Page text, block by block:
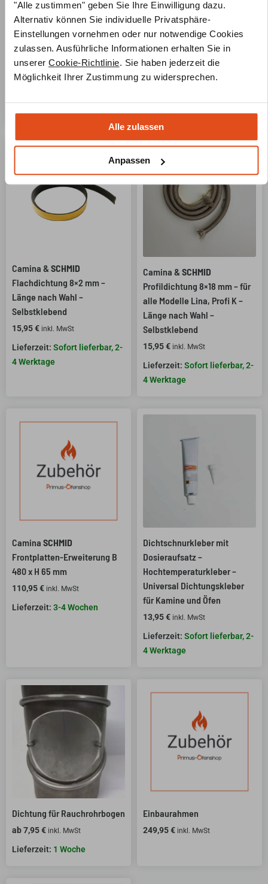
"Alle zustimmen" geben Sie Ihre Einwilligung dazu.
Alternativ können Sie individuelle Privatsphäre-
Einstellungen vornehmen oder nur notwendige Cookies
zulassen. Ausführliche Informationen erhalten Sie in
unserer Cookie-Richtlinie. Sie haben jederzeit die
Möglichkeit Ihrer Zustimmung zu widersprechen.
Alle zulassen
Anpassen
BUDERUSStehrost H 207/307
73,95€ inkl. MwSt
2 Wochen
Flachdichtung 16×2 mm –
Länge nach Wahl –
Selbstklebend –
Textilglasband
15,95€ inkl. MwSt
Camina & SCHMID
Flachdichtung 8×2 mm –
Länge nach Wahl –
Selbstklebend
15,95€ inkl. MwSt
Sofort lieferbar, 2-
4 Werktage
Camina & SCHMID
Profildichtung 8×18 mm – für
alle Modelle Lina, Profi K –
Länge nach Wahl –
Selbstklebend
15,95€ inkl. MwSt
Sofort lieferbar, 2-
4 Werktage
Camina SCHMID
Frontplatten-Erweiterung B
480 x H 65 mm
110,95€ inkl. MwSt
3-4 Wochen
Dichtschnurkleber mit
Dosieraufsatz –
Hochtemperaturkleber –
Universal Dichtungskleber
für Kamine und Öfen
13,95€ inkl. MwSt
Sofort lieferbar, 2-
4 Werktage
Dichtung für Rauchrohrbogen
ab7,95€ inkl. MwSt
1 Woche
Einbaurahmen
249,95€ inkl. MwSt